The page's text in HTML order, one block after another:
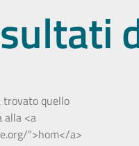
trovato quello
alla <a
">hom</a>